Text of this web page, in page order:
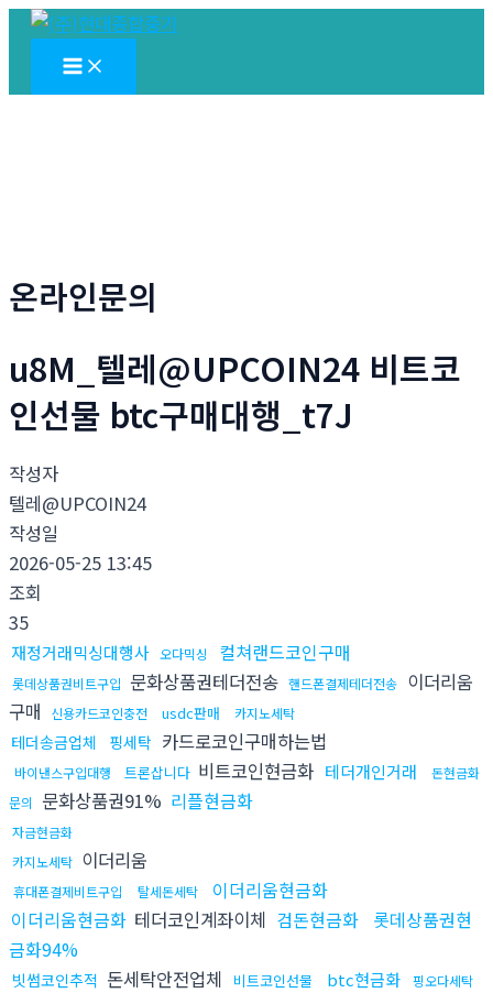
Main
Menu
온라인문의
u8M_텔레@UPCOIN24 비트코
인선물 btc구매대행_t7J
작성자
텔레@UPCOIN24
작성일
2026-05-25 13:45
조회
35
재정거래믹싱대행사 오다믹싱 컬쳐랜드코인구매
롯데상품권비트구입 문화상품권테더전송 핸드폰결제테더전송 이더리움
구매
신용카드코인충전 usdc판매 카지노세탁
테더송금업체 핑세탁 카드로코인구매하는법
바이낸스구입대행 트론삽니다 비트코인현금화 테더개인거래
돈현금화
문의 문화상품권91% 리플현금화
자금현금화
카지노세탁 이더리움
휴대폰결제비트구입 탈세돈세탁
이더리움현금화
이더리움현금화 테더코인계좌이체 검돈현금화 롯데상품권현
금화94%
빗썸코인추적 돈세탁안전업체 비트코인선물 btc현금화 핑오다세탁